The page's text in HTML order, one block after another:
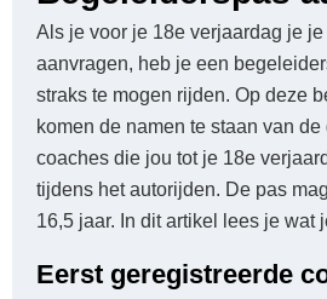
Als je voor je 18e verjaardag je
aanvragen, heb je een
straks te mogen rijden. Op deze
komen de namen te staan van
coaches die jou tot je 18e
tijdens het autorijden. De pas
16,5 jaar. In dit artikel lees je wat
Eerst geregistreerde